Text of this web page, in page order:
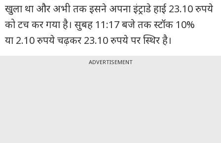
वीडियो
ट्रेंडिंग
खुला था और अभी तक इसने अपना इंट्राडे हाई 23.10 रुपये
को टच कर गया है। सुबह 11:17 बजे तक स्टॉक 10%
या 2.10 रुपये चढ़कर 23.10 रुपये पर स्थिर है।
ADVERTISEMENT